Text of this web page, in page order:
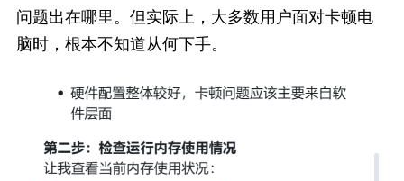
问题出在哪里。但实际上，大多数用户面对卡顿电
脑时，根本不知道从何下手。